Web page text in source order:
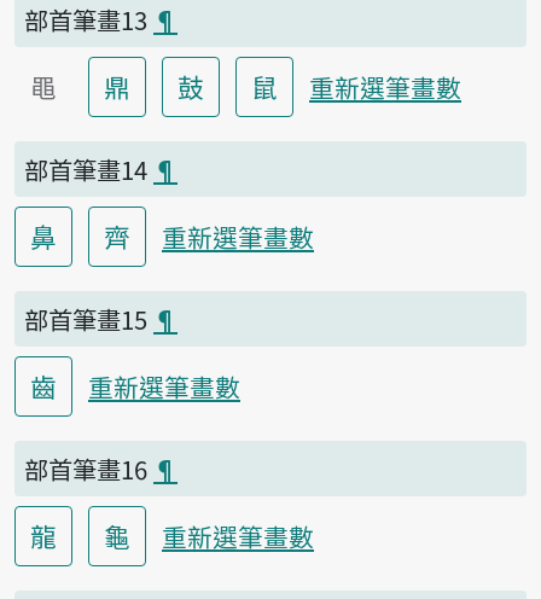
部首筆畫13 ¶
黽 鼎 鼓 鼠 重新選筆畫數
部首筆畫14 ¶
鼻 齊 重新選筆畫數
部首筆畫15 ¶
齒 重新選筆畫數
部首筆畫16 ¶
龍 龜 重新選筆畫數